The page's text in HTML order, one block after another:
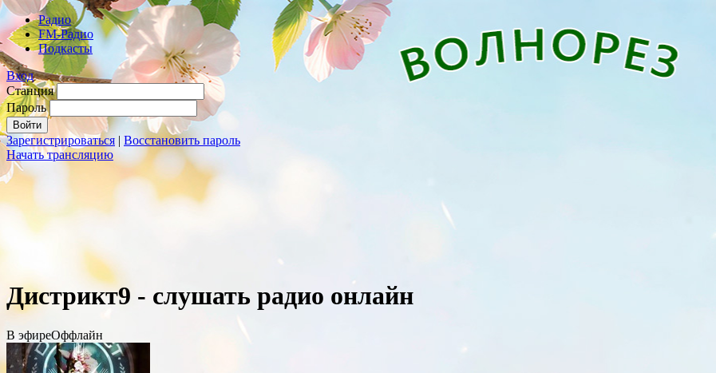
Радио
FM-Радио
Подкасты
Вход
Станция
Пароль
Зарегистрироваться | Восстановить пароль
Начать трансляцию
Дистрикт9 - слушать радио онлайн
В эфиреОффлайн